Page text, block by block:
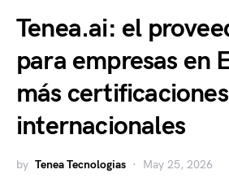
Tenea.ai: el
para empresas en
más certificaciones
internacionales
by Tenea Tecnologias May 25, 2026